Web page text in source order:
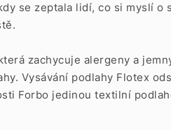
se zeptala lidí, co si myslí
zachycuje alergeny a
Vysávání podlahy Flotex
Forbo jedinou textilní